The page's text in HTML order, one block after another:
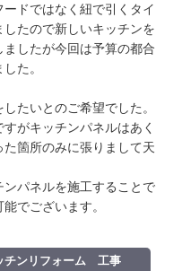
ドではなく紐で引くタイ
たので新しいキッチンを
したが今回は予算の都合
た。
たいとのご希望でした。
がキッチンパネルはあく
箇所のみに張りまして天
パネルを施工することで
でございます。
チンリフォーム 工事